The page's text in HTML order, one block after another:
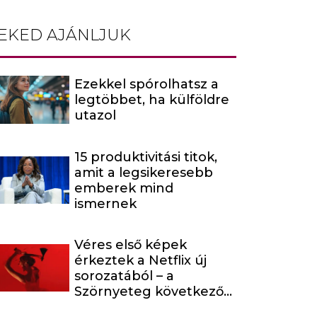
AJÁNLJUK
Ezekkel spórolhatsz a
legtöbbet, ha külföldre
utazol
15 produktivitási titok,
amit a legsikeresebb
emberek mind
ismernek
Véres első képek
érkeztek a Netflix új
sorozatából – a
Szörnyeteg következő